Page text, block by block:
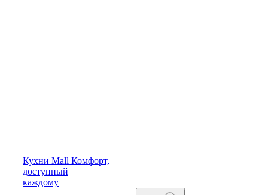
Кухни Mall Комфорт,
доступный
каждому